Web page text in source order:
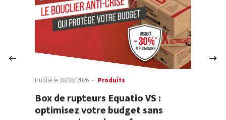
Publié le 18/06/2026 Produits
Box de rupteurs Equatio VS :
optimisez votre budget sans